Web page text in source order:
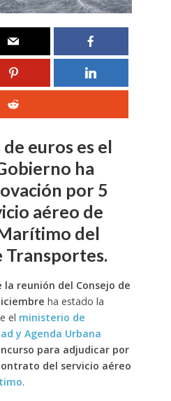
euros es el
ha
por 5
aéreo de
del
Transportes.
la reunión del Consejo de
ha estado la
el ministerio de
y Agenda Urbana
para adjudicar por
del servicio aéreo
.